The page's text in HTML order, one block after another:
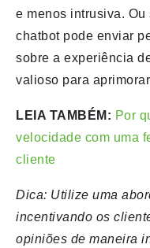
e menos intrusiva.
chatbot pode enviar
sobre a experiência
valioso para
LEIA TAMBÉM: Por
velocidade com uma
cliente
Dica: Utilize uma
incentivando os
opiniões de maneira